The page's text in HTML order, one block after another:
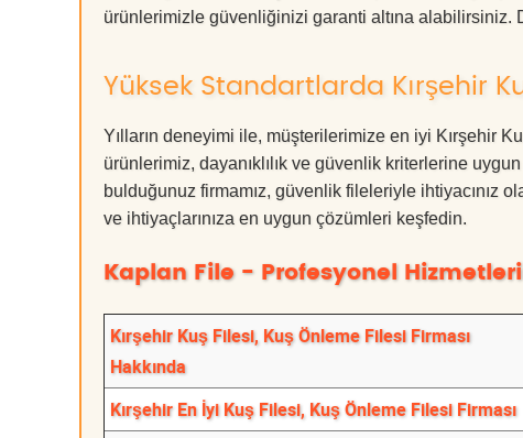
ürünlerimizle güvenliğinizi garanti altına alabilirsiniz.
Yüksek Standartlarda Kırşehir
Yılların deneyimi ile, müşterilerimize en iyi Kırşehir
ürünlerimiz, dayanıklılık ve güvenlik kriterlerine
bulduğunuz firmamız, güvenlik fileleriyle ihtiyacınız
ve ihtiyaçlarınıza en uygun çözümleri keşfedin.
Kaplan File - Profesyonel
Kırşehir Kuş Filesi, Kuş Önleme Filesi Firması
Hakkında
Kırşehir En İyi Kuş Filesi, Kuş Önleme Filesi Firması